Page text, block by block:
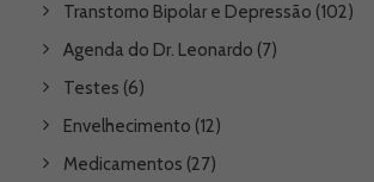
Transtorno Bipolar e Depressão (102)
Agenda do Dr. Leonardo (7)
Testes (6)
Envelhecimento (12)
Medicamentos (27)